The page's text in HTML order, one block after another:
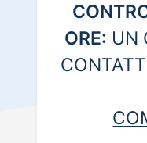
ORE: UN